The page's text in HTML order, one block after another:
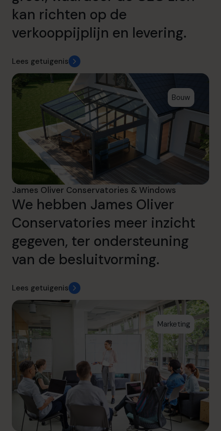
kan richten op de
verkooppijplijn en levering.
Lees getuigenis
Bouw
James Oliver Conservatories & Windows
We hebben James Oliver
Conservatories meer inzicht
gegeven, ter ondersteuning
van de besluitvorming.
Lees getuigenis
Marketing